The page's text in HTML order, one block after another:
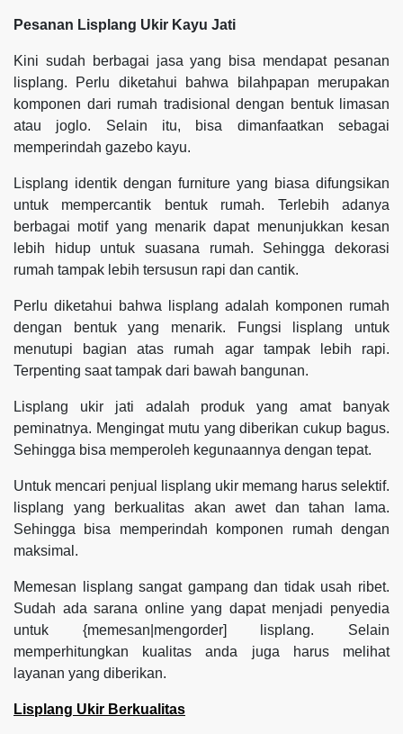
Pesanan Lisplang Ukir Kayu Jati
Kini sudah berbagai jasa yang bisa mendapat pesanan
lisplang. Perlu diketahui bahwa bilahpapan merupakan
komponen dari rumah tradisional dengan bentuk limasan
atau joglo. Selain itu, bisa dimanfaatkan sebagai
memperindah gazebo kayu.
Lisplang identik dengan furniture yang biasa difungsikan
untuk mempercantik bentuk rumah. Terlebih adanya
berbagai motif yang menarik dapat menunjukkan kesan
lebih hidup untuk suasana rumah. Sehingga dekorasi
rumah tampak lebih tersusun rapi dan cantik.
Perlu diketahui bahwa lisplang adalah komponen rumah
dengan bentuk yang menarik. Fungsi lisplang untuk
menutupi bagian atas rumah agar tampak lebih rapi.
Terpenting saat tampak dari bawah bangunan.
Lisplang ukir jati adalah produk yang amat banyak
peminatnya. Mengingat mutu yang diberikan cukup bagus.
Sehingga bisa memperoleh kegunaannya dengan tepat.
Untuk mencari penjual lisplang ukir memang harus selektif.
lisplang yang berkualitas akan awet dan tahan lama.
Sehingga bisa memperindah komponen rumah dengan
maksimal.
Memesan lisplang sangat gampang dan tidak usah ribet.
Sudah ada sarana online yang dapat menjadi penyedia
untuk {memesan|mengorder] lisplang. Selain
memperhitungkan kualitas anda juga harus melihat
layanan yang diberikan.
Lisplang Ukir Berkualitas